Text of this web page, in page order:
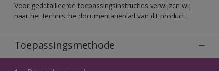
Voor gedetailleerde toepassingsinstructies verwijzen wij
naar het technische documentatieblad van dit product.
Toepassingsmethode